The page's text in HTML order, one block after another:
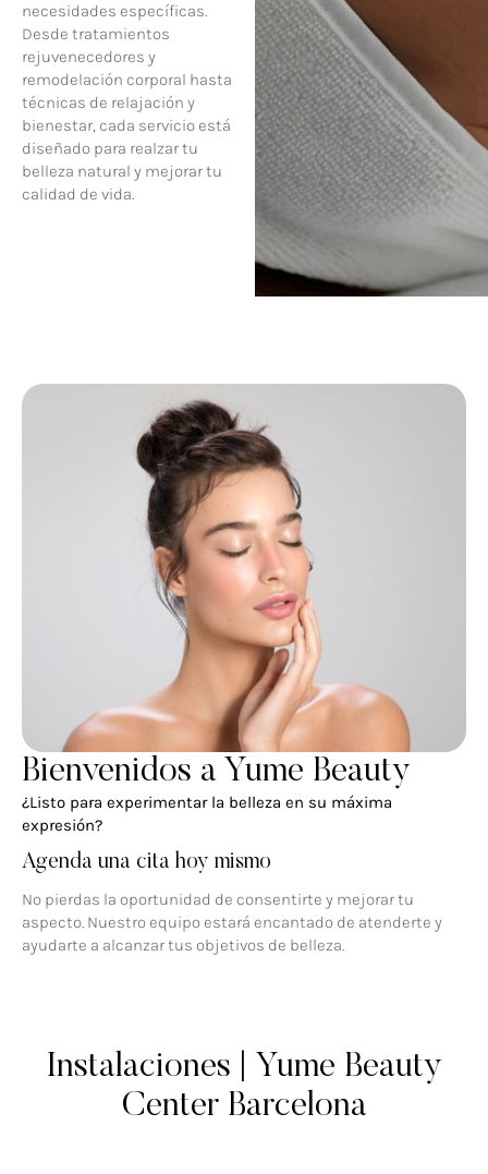
necesidades específicas.
Desde tratamientos
rejuvenecedores y
remodelación corporal hasta
técnicas de relajación y
bienestar, cada servicio está
diseñado para realzar tu
belleza natural y mejorar tu
calidad de vida.
Bienvenidos a Yume Beauty
¿Listo para experimentar la belleza en su máxima
expresión?
Agenda una cita hoy mismo
No pierdas la oportunidad de consentirte y mejorar tu
aspecto. Nuestro equipo estará encantado de atenderte y
ayudarte a alcanzar tus objetivos de belleza.
Instalaciones | Yume Beauty
Center Barcelona